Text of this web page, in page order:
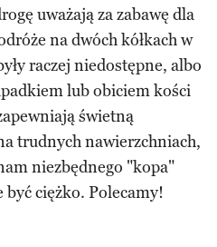
uważają za zabawę dla
na dwóch kółkach w
raczej niedostępne, albo
lub obiciem kości
świetną
trudnych nawierzchniach,
niezbędnego "kopa"
być ciężko. Polecamy!